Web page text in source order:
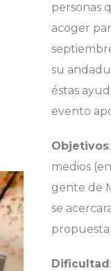
personas
acoger
su
éstas
evento
Objetivos
medios
gente de
se
propuesta
Dificultad